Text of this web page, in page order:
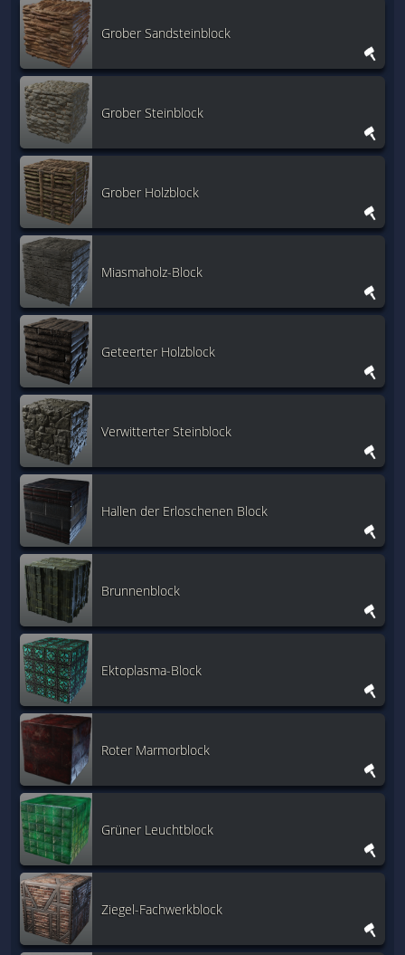
Grober Sandsteinblock
Grober Steinblock
Grober Holzblock
Miasmaholz-Block
Geteerter Holzblock
Verwitterter Steinblock
Hallen der Erloschenen Block
Brunnenblock
Ektoplasma-Block
Roter Marmorblock
Grüner Leuchtblock
Ziegel-Fachwerkblock